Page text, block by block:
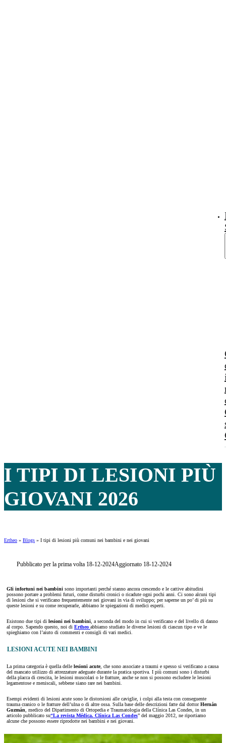
I TIPI DI LESIONI PIÙ
GIOVANI 2026
Ertheo » Blogs » I tipi di lesioni più comuni nei bambini e nei giovani
Pubblicato per la prima volta 18-12-2024Aggiornato 18-12-2024
Gli infortuni nei bambini sono importanti perché stanno ancora crescendo e le cattive abitudini
possono portare a problemi futuri, come disturbi cronici o ricadute ogni pochi anni. Ci sono alcuni tipi
di lesioni che si verificano frequentemente nei giovani in via di sviluppo; per saperne un po’ di più su
queste lesioni e su come recuperarle, abbiamo le spiegazioni di medici esperti.
Esistono due tipi di lesioni nei bambini , a seconda del modo in cui si verificano e del livello di danno
al corpo. Sapendo questo, noi di Ertheo abbiamo studiato le diverse lesioni di ciascun tipo e ve le
spieghiamo con l’aiuto di commenti e consigli di vari medici.
LESIONI ACUTE NEI BAMBINI
La prima categoria è quella delle lesioni acute, che sono associate a traumi e spesso si verificano a causa
del mancato utilizzo di attrezzature adeguate durante la pratica sportiva. I più comuni sono i disturbi
della placca di crescita, le lesioni muscolari o le fratture, anche se non si possono escludere le lesioni
legamentose e meniscali, sebbene siano rare nei bambini.
Esempi evidenti di lesioni acute sono le distorsioni alle caviglie, i colpi alla testa con conseguente
trauma cranico o le fratture dell’ulna o di altre ossa. Sulla base delle descrizioni fatte dal dottorHernán
Guzmán, medico del Dipartimento di Ortopedia e Traumatologia della Clínica Las Condes, in un
articolo pubblicato su“La revista Médica. Clínica Las Condes” del maggio 2012, ne riportiamo
alcune che possono essere riprodotte nei bambini e nei giovani.